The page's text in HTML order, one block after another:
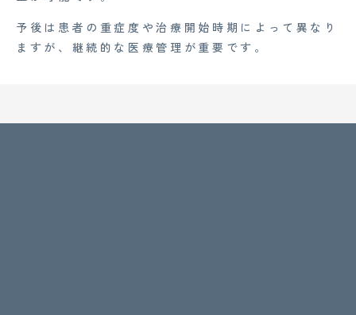
予後は患者の重症度や治療開始時期によって異なり
ますが、継続的な医療管理が重要です。